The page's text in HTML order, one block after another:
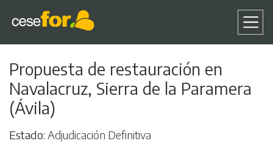
al
contenido
Propuesta de restauración en
Navalacruz, Sierra de la Paramera
(Ávila)
Estado Adjudicación Definitiva